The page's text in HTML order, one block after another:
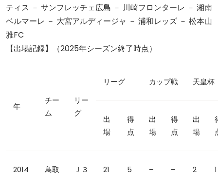
ティス － サンフレッチェ広島 － 川崎フロンターレ － 湘南
ベルマーレ － 大宮アルディージャ － 浦和レッズ － 松本山
雅FC
【出場記録】（2025年シーズン終了時点）
年
チー
ム
リー
グ
リーグ カップ戦 天皇杯
出
場
得
点
出
場
得
点
出
場
2014 鳥取 Ｊ３ 21 5 – – 2 1